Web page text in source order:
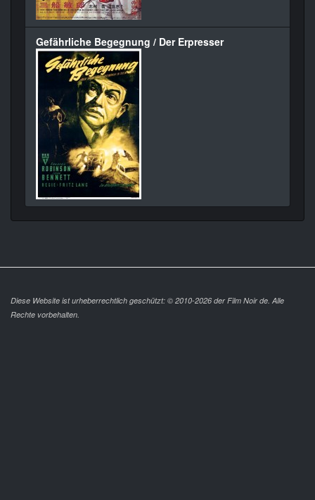
Gefährliche Begegnung / Der Erpresser
Diese Website ist urheberrechtlich geschützt: © 2010-2026 der Film Noir de. Alle
Rechte vorbehalten.